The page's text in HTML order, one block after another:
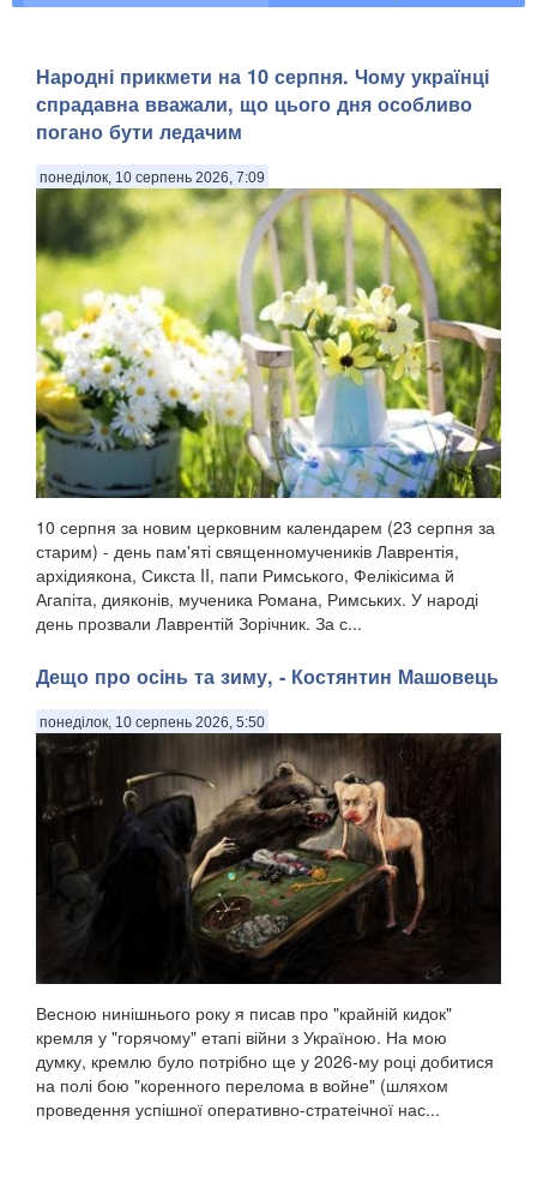
Народні прикмети на 10 серпня. Чому українці
спрадавна вважали, що цього дня особливо
погано бути ледачим
понеділок, 10 серпень 2026, 7:09
10 серпня за новим церковним календарем (23 серпня за
старим) - день пам'яті священномучеників Лаврентія,
архідиякона, Сикста II, папи Римського, Фелікісима й
Агапіта, дияконів, мученика Романа, Римських. У народі
день прозвали Лаврентій Зорічник. За с...
Дещо про осінь та зиму, - Костянтин Машовець
понеділок, 10 серпень 2026, 5:50
Весною нинішнього року я писав про "крайній кидок"
кремля у "горячому" етапі війни з Україною. На мою
думку, кремлю було потрібно ще у 2026-му році добитися
на полі бою "коренного перелома в войне" (шляхом
проведення успішної оперативно-стратеічної нас...